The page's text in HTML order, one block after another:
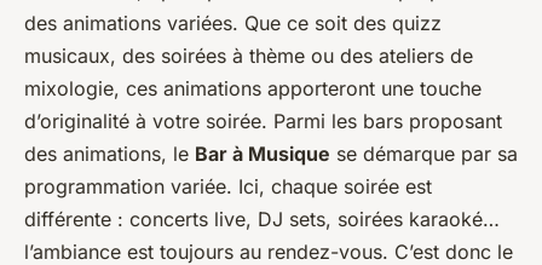
des animations variées. Que ce soit des quizz
musicaux, des soirées à thème ou des ateliers de
mixologie, ces animations apporteront une touche
d’originalité à votre soirée. Parmi les bars proposant
des animations, le Bar à Musique se démarque par sa
programmation variée. Ici, chaque soirée est
différente : concerts live, DJ sets, soirées karaoké…
l’ambiance est toujours au rendez-vous. C’est donc le